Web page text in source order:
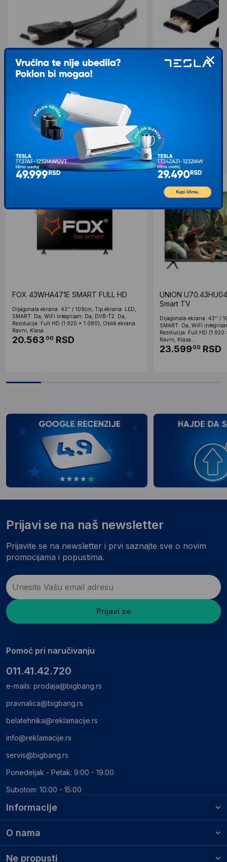
GEMBIRD DisplayPort na HDMI kabl, 1m,
749,00
sa 10% popusta
Slični proizvodi
FOX 43WHA471E SMART FULL HD
Dijagonala ekrana: 43'' / 109cm, Tip ekrana: LED,
SMART: Da, WiFi integrisan: Da, DVB-T2: Da,
Rezolucija: Full HD (1.920 x 1.080), Oblik ekrana:
Ravni, Klasa...
20.563 00 RSD
UNION
Smart TV
Dijagonala ekrana: 43'' /
SMART: Da, WiFi
Rezolucija: Full HD
Ravni, Klasa...
23.599 00 RSD
Informacije
O nama
Ne propusti
Prijavi se na naš newsletter
Prijavite se na newsletter i prvi saznajte sve o novim
promocijama i popustima.
Prijavi se
Pomoć pri naručivanju
011.41.42.720
e-mails: prodaja@bigbang.rs
pravnalica@bigbang.rs
belatehnika@reklamacije.rs
info@reklamacije.rs
servis@bigbang.rs
Ponedeljak - Petak: 9:00 - 19:00
Subotom: 10:00 - 15:00